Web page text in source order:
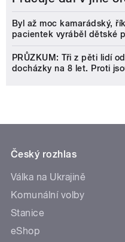
Byl až moc kamarádský,
pacientek vyráběl dětské
PRŮZKUM: Tři z pěti lidí
docházky na 8 let. Proti
Český rozhlas
Válka na Ukrajině
Komunální volby
Stanice
eShop